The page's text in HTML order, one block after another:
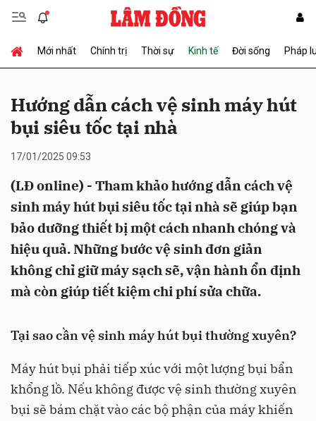
Mới nhất Chính trị Thời sự Kinh tế Đời sống Pháp
Hướng dẫn cách vệ sinh máy hút
bụi siêu tốc tại nhà
17/01/2025 09:53
(LĐ online) - Tham khảo hướng dẫn cách vệ
sinh máy hút bụi siêu tốc tại nhà sẽ giúp bạn
bảo dưỡng thiết bị một cách nhanh chóng và
hiệu quả. Những bước vệ sinh đơn giản
không chỉ giữ máy sạch sẽ, vận hành ổn định
mà còn giúp tiết kiệm chi phí sửa chữa.
Tại sao cần vệ sinh máy hút bụi thường xuyên?
Máy hút bụi phải tiếp xúc với một lượng bụi bẩn
khổng lồ. Nếu không được vệ sinh thường xuyên
bụi sẽ bám chặt vào các bộ phận của máy khiến
Gửi bình luận
Hủy Gửi